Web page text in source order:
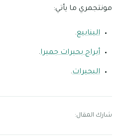
مونتجمري ما يأتي:
الينابيع.
أبراج بحيرات جميرا.
البحيرات.
شارك المقال: